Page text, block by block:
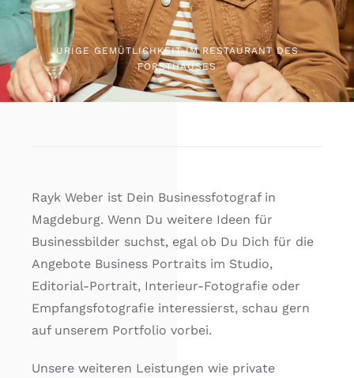
URIGE GEMÜTLICHKEIT IM RESTAURANT DES
FORSTHAUSES
Rayk Weber ist Dein Businessfotograf in
Magdeburg. Wenn Du weitere Ideen für
Businessbilder suchst, egal ob Du Dich für die
Angebote Business Portraits im Studio,
Editorial-Portrait, Interieur-Fotografie oder
Empfangsfotografie interessierst, schau gern
auf unserem Portfolio vorbei.
Unsere weiteren Leistungen wie private